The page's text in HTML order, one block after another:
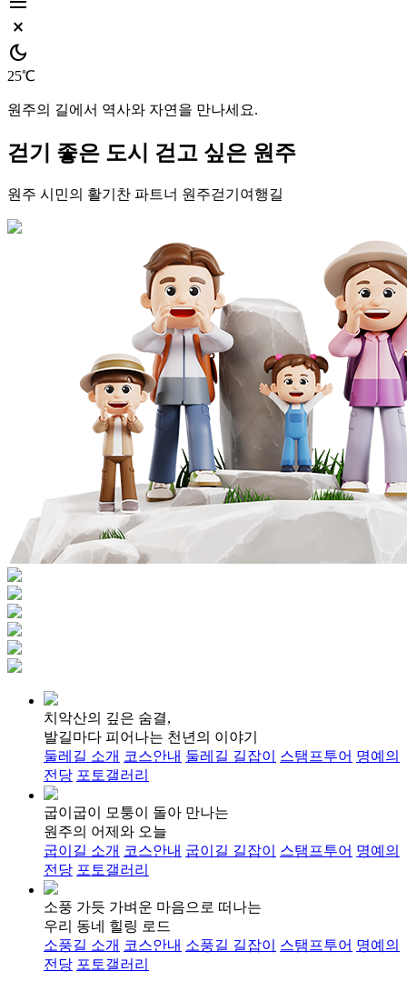
close_small
dark_mode
25℃
원주의 길에서 역사와 자연을 만나세요.
걷기 좋은 도시 걷고 싶은 원주
원주 시민의 활기찬 파트너 원주걷기여행길
치악산의 깊은 숨결,
발길마다 피어나는 천년의 이야기
둘레길 소개 코스안내 둘레길 길잡이 스탬프투어 명예의
전당 포토갤러리
굽이굽이 모퉁이 돌아 만나는
원주의 어제와 오늘
굽이길 소개 코스안내 굽이길 길잡이 스탬프투어 명예의
전당 포토갤러리
소풍 가듯 가벼운 마음으로 떠나는
우리 동네 힐링 로드
소풍길 소개 코스안내 소풍길 길잡이 스탬프투어 명예의
전당 포토갤러리